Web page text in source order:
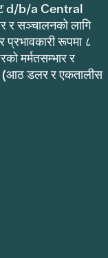
d/b/a Central
र सञ्चालनको लागि
रूपमा ८
मर्मतसम्भार र
डलर र एकतालीस